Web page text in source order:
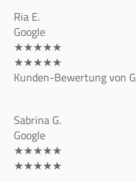
Ria E.
Google
★★★★★
★★★★★
Kunden-Bewertung von
Sabrina G.
Google
★★★★★
★★★★★